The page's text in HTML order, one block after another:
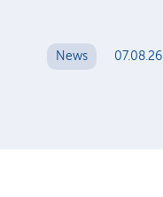
News 07.08.26